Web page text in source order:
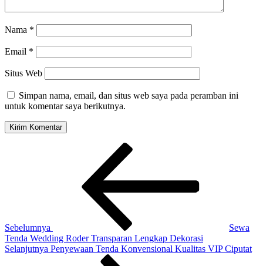
Nama *
Email *
Situs Web
Simpan nama, email, dan situs web saya pada peramban ini
untuk komentar saya berikutnya.
Sebelumnya
Sewa
Tenda Wedding Roder Transparan Lengkap Dekorasi
Pos
Selanjutnya Penyewaan Tenda Konvensional Kualitas VIP Ciputat